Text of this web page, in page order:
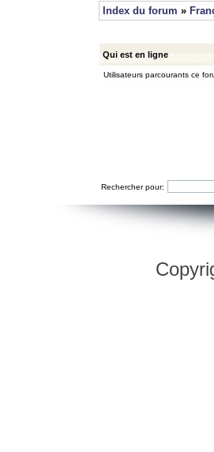
Index du forum »
Qui est en ligne
Utilisateurs parcourants ce
Rechercher pour: